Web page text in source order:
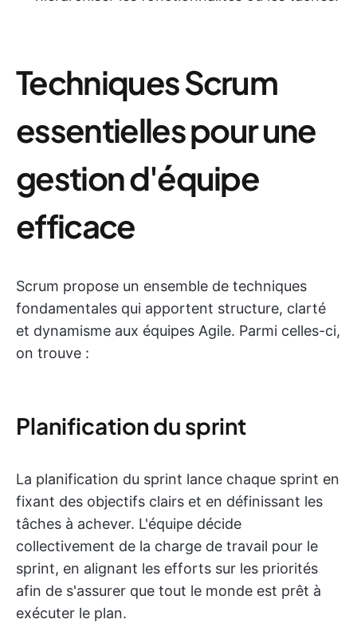
Techniques Scrum
essentielles pour une
gestion d'équipe
efficace
Scrum propose un ensemble de techniques
fondamentales qui apportent structure, clarté
et dynamisme aux équipes Agile. Parmi celles-ci,
on trouve :
Planification du sprint
La planification du sprint lance chaque sprint en
fixant des objectifs clairs et en définissant les
tâches à achever. L'équipe décide
collectivement de la charge de travail pour le
sprint, en alignant les efforts sur les priorités
afin de s'assurer que tout le monde est prêt à
exécuter le plan.